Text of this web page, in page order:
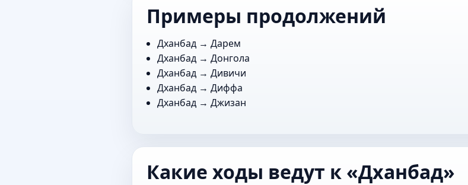
Примеры продолжений
Дханбад →Дарем
Дханбад →Донгола
Дханбад →Дивичи
Дханбад →Диффа
Дханбад →Джизан
Какие ходы ведут к «Дханбад»